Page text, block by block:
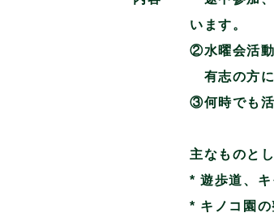
います。
②水曜会活
有志の方に
③何時でも活
主なものと
* 遊歩道、
* キノコ園